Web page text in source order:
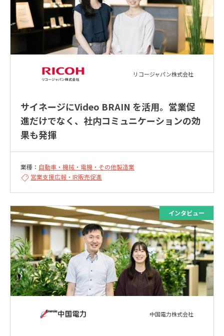
リコージャパン株式会社
サイネージにVideo BRAIN を活用。営業促
進だけでなく、社内コミュニケーションの効
果も発揮
業種： 自動車・機械・電機・その他製造業
営業支援広報・IR販売促進
中国電力株式会社